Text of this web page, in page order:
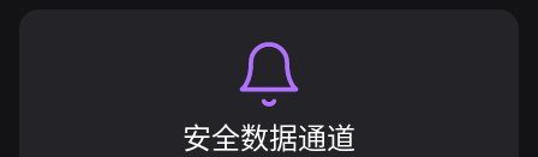
安全数据通道